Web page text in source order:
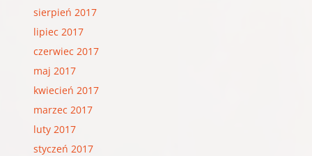
sierpień 2017
lipiec 2017
czerwiec 2017
maj 2017
kwiecień 2017
marzec 2017
luty 2017
styczeń 2017